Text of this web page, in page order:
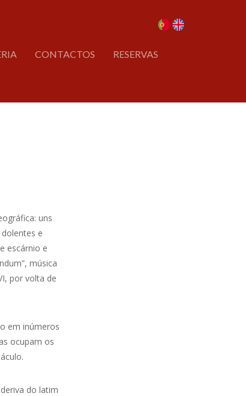
CONTACTOS RESERVAS
uns
e
escárnio e
música
por volta de
em inúmeros
ocupam os
do latim